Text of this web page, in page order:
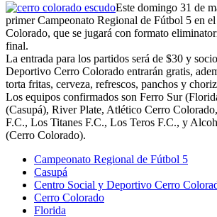
Este domingo 31 de
primer Campeonato Regional de Fútbol 5 en
Colorado, que se jugará con formato
final.
La entrada para los partidos será de $30 y
Deportivo Cerro Colorado entrarán gratis,
torta fritas, cerveza, refrescos, panchos y
Los equipos confirmados son Ferro Sur
(Casupá), River Plate, Atlético Cerro
F.C., Los Titanes F.C., Los Teros F.C., y
(Cerro Colorado).
Campeonato Regional de Fútbol 5
Casupá
Centro Social y Deportivo Cerro
Cerro Colorado
Florida